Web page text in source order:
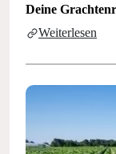
Deine
Weiterlesen